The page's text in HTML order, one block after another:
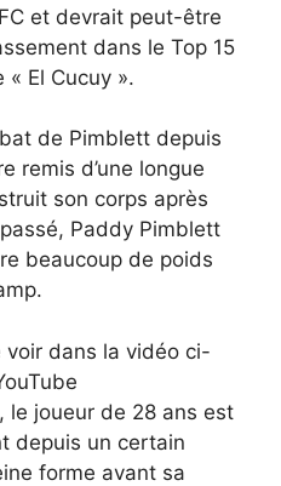
et devrait peut-être
dans le Top 15
« El Cucuy ».
de Pimblett depuis
remis d’une longue
son corps après
Paddy Pimblett
beaucoup de poids
voir dans la vidéo ci-
le joueur de 28 ans est
depuis un certain
forme avant sa